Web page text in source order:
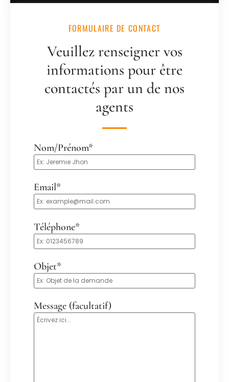
FORMULAIRE DE CONTACT
Veuillez renseigner vos
informations pour être
contactés par un de nos
agents
Nom/Prénom*
Email*
Téléphone*
Objet*
Message (facultatif)